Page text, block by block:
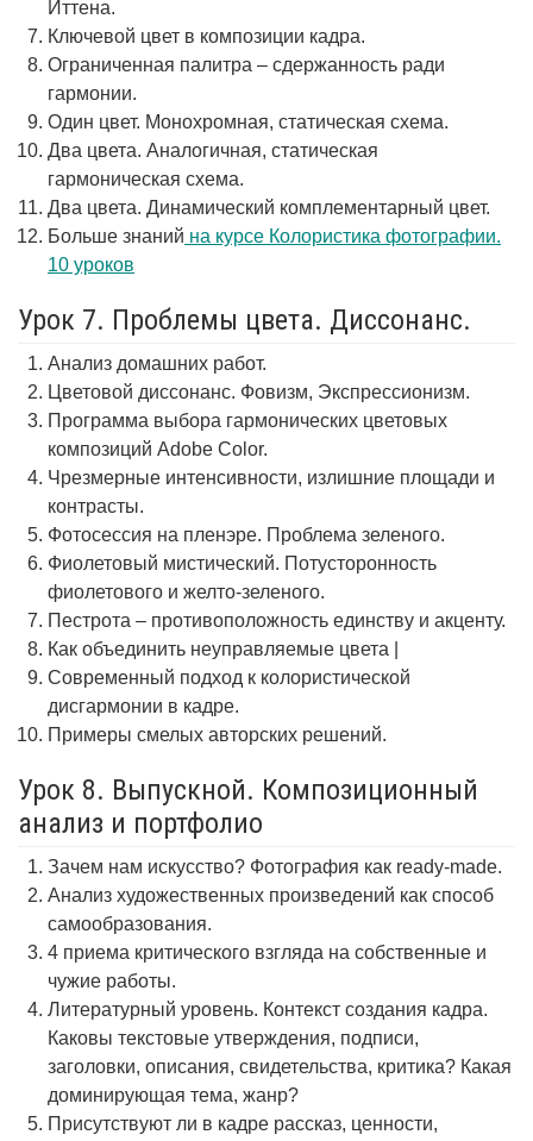
Иттена.
Ключевой цвет в композиции кадра.
Ограниченная палитра – сдержанность ради
гармонии.
Один цвет. Монохромная, статическая схема.
Два цвета. Аналогичная, статическая
гармоническая схема.
Два цвета. Динамический комплементарный цвет.
Больше знаний на курсе Колористика фотографии.
10 уроков
Урок 7. Проблемы цвета. Диссонанс.
Анализ домашних работ.
Цветовой диссонанс. Фовизм, Экспрессионизм.
Программа выбора гармонических цветовых
композиций Adobe Color.
Чрезмерные интенсивности, излишние площади и
контрасты.
Фотосессия на пленэре. Проблема зеленого.
Фиолетовый мистический. Потусторонность
фиолетового и желто-зеленого.
Пестрота – противоположность единству и акценту.
Как объединить неуправляемые цвета |
Современный подход к колористической
дисгармонии в кадре.
Примеры смелых авторских решений.
Урок 8. Выпускной. Композиционный
анализ и портфолио
Зачем нам искусство? Фотография как ready-made.
Анализ художественных произведений как способ
самообразования.
4 приема критического взгляда на собственные и
чужие работы.
Литературный уровень. Контекст создания кадра.
Каковы текстовые утверждения, подписи,
заголовки, описания, свидетельства, критика? Какая
доминирующая тема, жанр?
Присутствуют ли в кадре рассказ, ценности,